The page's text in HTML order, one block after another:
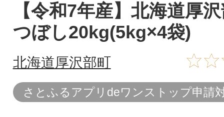
【令和7年産】北海道厚
つぼし20kg(5kg×4袋)
北海道厚沢部町
さとふるアプリdeワンストップ申請